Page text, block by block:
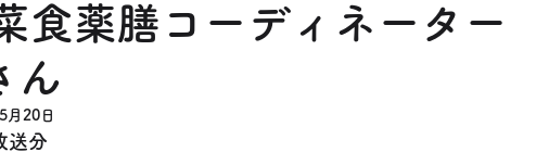
食薬膳コーディネーター
ん
月20日
送分